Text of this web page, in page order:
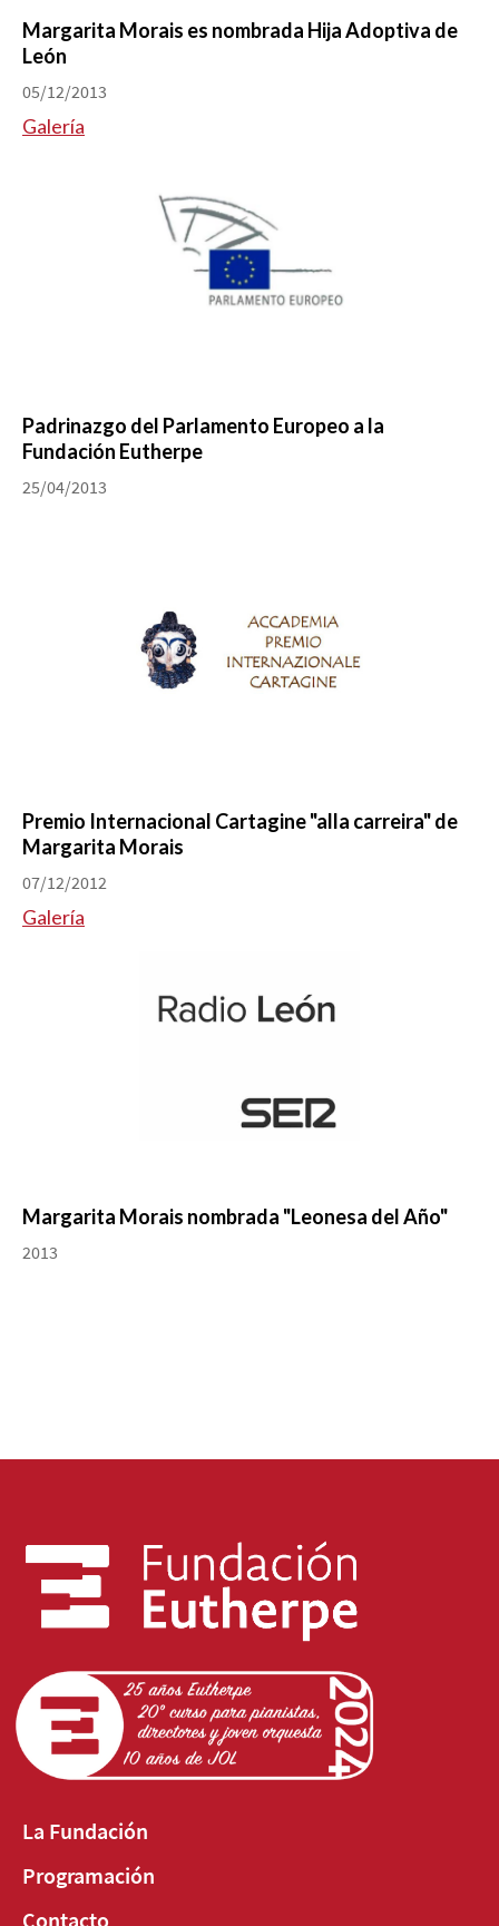
Margarita Morais es nombrada Hija Adoptiva de
León
05/12/2013
Galería
Padrinazgo del Parlamento Europeo a la
Fundación Eutherpe
25/04/2013
Premio Internacional Cartagine "alla carreira" de
Margarita Morais
07/12/2012
Galería
Margarita Morais nombrada "Leonesa del Año"
2013
La Fundación
Programación
Contacto